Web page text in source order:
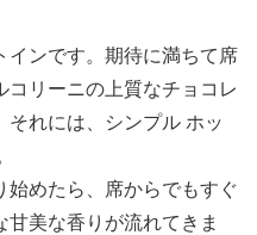
インです。期待に満ちて席
リーニの上質なチョコレ
それには、シンプル ホッ
始めたら、席からでもすぐ
美な香りが流れてきま